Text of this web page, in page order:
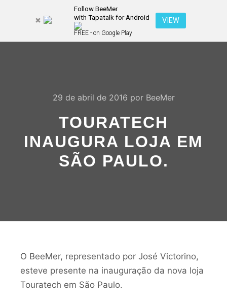
Follow BeeMer
with Tapatalk for Android
FREE - on Google Play
VIEW
29 de abril de 2016 por BeeMer
TOURATECH
INAUGURA LOJA EM
SÃO PAULO.
O BeeMer, representado por José Victorino,
esteve presente na inauguração da nova loja
Touratech em São Paulo.